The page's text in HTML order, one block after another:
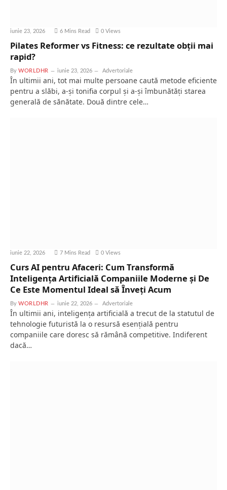
iunie 23, 2026 6 Mins Read 0 Views
Pilates Reformer vs Fitness: ce rezultate obții mai
rapid?
By WORLDHR iunie 23, 2026 Advertoriale
În ultimii ani, tot mai multe persoane caută metode eficiente
pentru a slăbi, a-și tonifia corpul și a-și îmbunătăți starea
generală de sănătate. Două dintre cele…
iunie 22, 2026 7 Mins Read 0 Views
Curs AI pentru Afaceri: Cum Transformă
Inteligența Artificială Companiile Moderne și De
Ce Este Momentul Ideal să Înveți Acum
By WORLDHR iunie 22, 2026 Advertoriale
În ultimii ani, inteligența artificială a trecut de la statutul de
tehnologie futuristă la o resursă esențială pentru
companiile care doresc să rămână competitive. Indiferent
dacă…